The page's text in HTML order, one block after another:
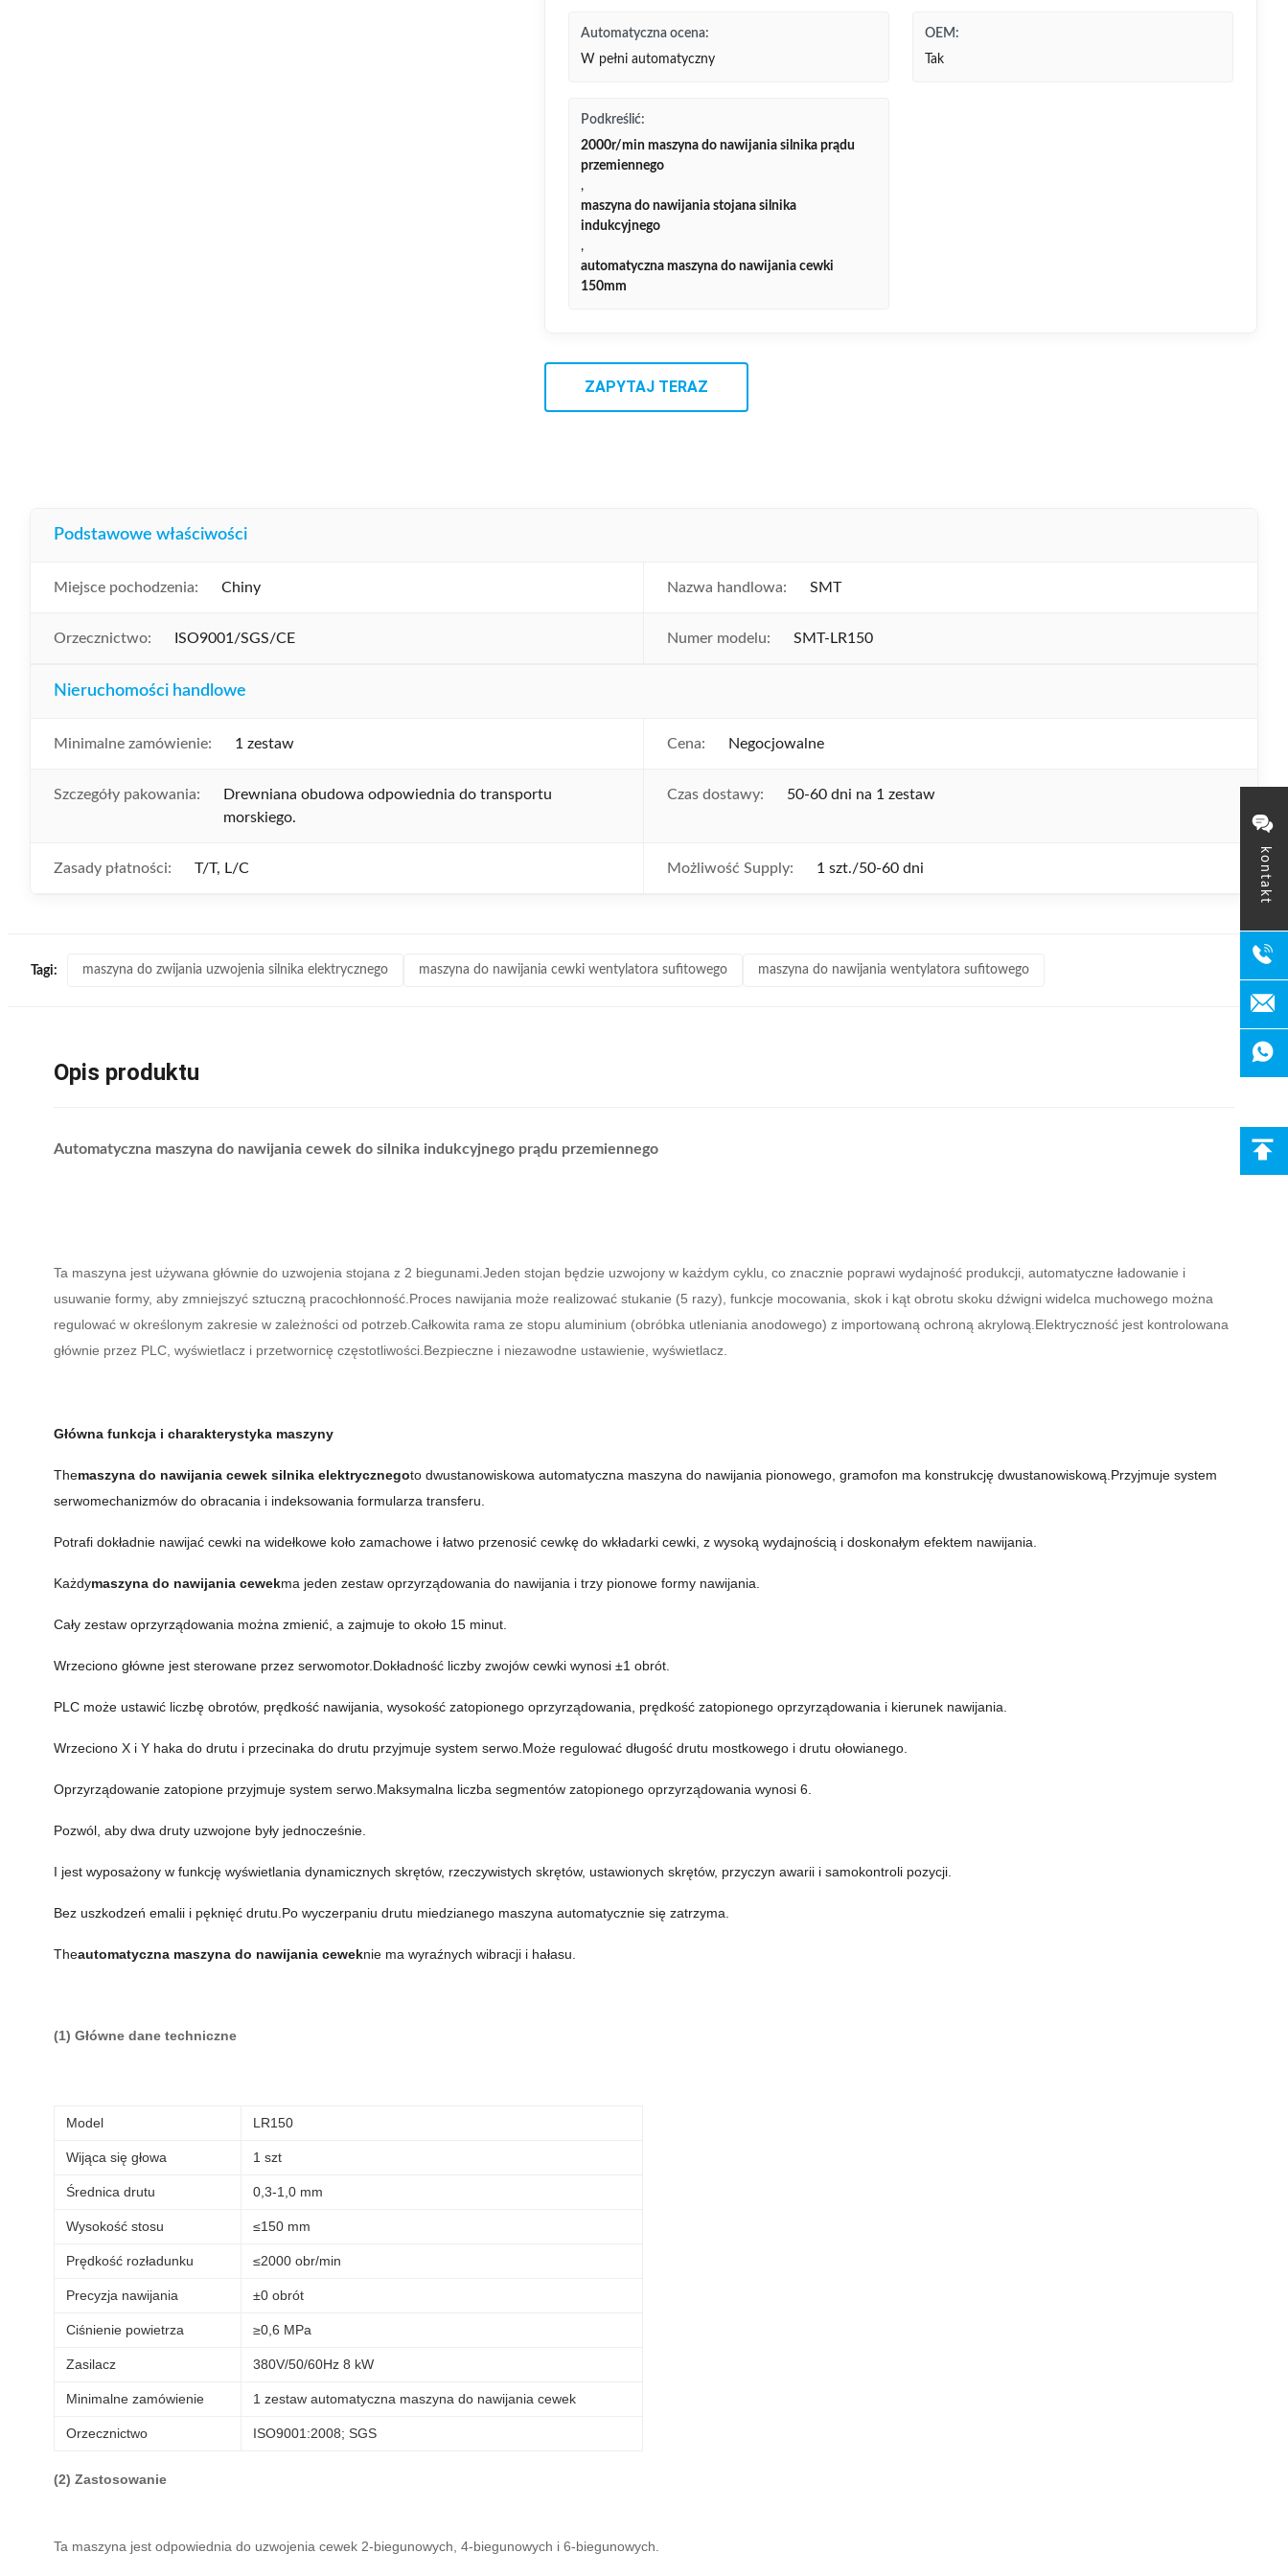
kontakt
Automatyczna ocena:
W pełni automatyczny
OEM:
Tak
Podkreślić:
2000r/min maszyna do nawijania silnika prądu
przemiennego
,
maszyna do nawijania stojana silnika
indukcyjnego
,
automatyczna maszyna do nawijania cewki
150mm
ZAPYTAJ TERAZ
Podstawowe właściwości
Miejsce pochodzenia: Chiny Nazwa handlowa: SMT
Orzecznictwo: ISO9001/SGS/CE Numer modelu: SMT-LR150
Nieruchomości handlowe
Minimalne zamówienie: 1 zestaw Cena: Negocjowalne
Szczegóły pakowania:
Drewniana obudowa odpowiednia do transportu
morskiego.
Czas dostawy: 50-60 dni na 1 zestaw
Zasady płatności: T/T, L/C Możliwość Supply: 1 szt./50-60 dni
Tagi: maszyna do zwijania uzwojenia silnika elektrycznego maszyna do nawijania cewki wentylatora sufitowego maszyna do nawijania wentylatora sufitowego
Opis produktu
Automatyczna maszyna do nawijania cewek do silnika indukcyjnego prądu przemiennego
Ta maszyna jest używana głównie do uzwojenia stojana z 2 biegunami.Jeden stojan będzie uzwojony w każdym cyklu, co znacznie poprawi wydajność produkcji, automatyczne ładowanie i
usuwanie formy, aby zmniejszyć sztuczną pracochłonność.Proces nawijania może realizować stukanie (5 razy), funkcje mocowania, skok i kąt obrotu skoku dźwigni widelca muchowego można
regulować w określonym zakresie w zależności od potrzeb.Całkowita rama ze stopu aluminium (obróbka utleniania anodowego) z importowaną ochroną akrylową.Elektryczność jest kontrolowana
głównie przez PLC, wyświetlacz i przetwornicę częstotliwości.Bezpieczne i niezawodne ustawienie, wyświetlacz.
Główna funkcja i charakterystyka maszyny
Themaszyna do nawijania cewek silnika elektrycznegoto dwustanowiskowa automatyczna maszyna do nawijania pionowego, gramofon ma konstrukcję dwustanowiskową.Przyjmuje system
serwomechanizmów do obracania i indeksowania formularza transferu.
Potrafi dokładnie nawijać cewki na widełkowe koło zamachowe i łatwo przenosić cewkę do wkładarki cewki, z wysoką wydajnością i doskonałym efektem nawijania.
Każdymaszyna do nawijania cewekma jeden zestaw oprzyrządowania do nawijania i trzy pionowe formy nawijania.
Cały zestaw oprzyrządowania można zmienić, a zajmuje to około 15 minut.
Wrzeciono główne jest sterowane przez serwomotor.Dokładność liczby zwojów cewki wynosi ±1 obrót.
PLC może ustawić liczbę obrotów, prędkość nawijania, wysokość zatopionego oprzyrządowania, prędkość zatopionego oprzyrządowania i kierunek nawijania.
Wrzeciono X i Y haka do drutu i przecinaka do drutu przyjmuje system serwo.Może regulować długość drutu mostkowego i drutu ołowianego.
Oprzyrządowanie zatopione przyjmuje system serwo.Maksymalna liczba segmentów zatopionego oprzyrządowania wynosi 6.
Pozwól, aby dwa druty uzwojone były jednocześnie.
I jest wyposażony w funkcję wyświetlania dynamicznych skrętów, rzeczywistych skrętów, ustawionych skrętów, przyczyn awarii i samokontroli pozycji.
Bez uszkodzeń emalii i pęknięć drutu.Po wyczerpaniu drutu miedzianego maszyna automatycznie się zatrzyma.
Theautomatyczna maszyna do nawijania ceweknie ma wyraźnych wibracji i hałasu.
(1) Główne dane techniczne
Model LR150
Wijąca się głowa 1 szt
Średnica drutu 0,3-1,0 mm
Wysokość stosu ≤150 mm
Prędkość rozładunku ≤2000 obr/min
Precyzja nawijania ±0 obrót
Ciśnienie powietrza ≥0,6 MPa
Zasilacz 380V/50/60Hz 8 kW
Minimalne zamówienie 1 zestaw automatyczna maszyna do nawijania cewek
Orzecznictwo ISO9001:2008; SGS
(2) Zastosowanie
Ta maszyna jest odpowiednia do uzwojenia cewek 2-biegunowych, 4-biegunowych i 6-biegunowych.